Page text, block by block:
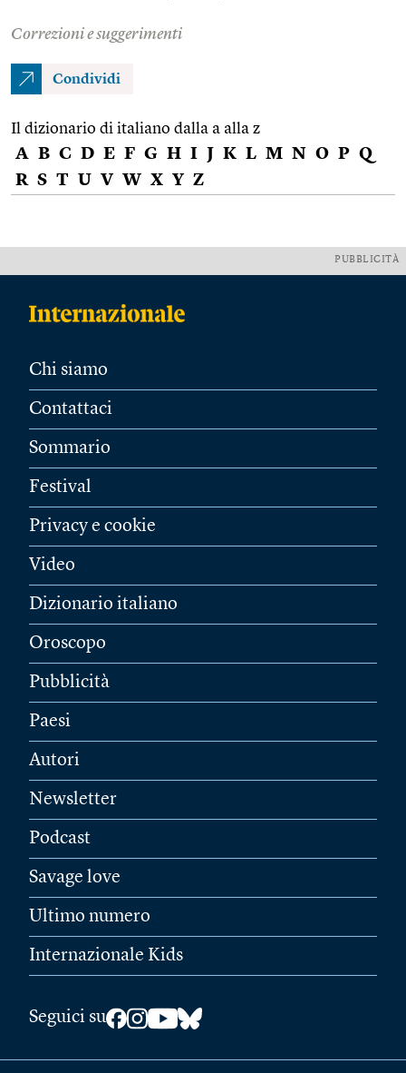
Correzioni e suggerimenti
Condividi
Il dizionario di italiano dalla a alla z
A B C D E F G H I J K L M N O P Q
R S T U V W X Y Z
PUBBLICITÀ
Chi siamo
Contattaci
Sommario
Festival
Privacy e cookie
Video
Dizionario italiano
Oroscopo
Pubblicità
Paesi
Autori
Newsletter
Podcast
Savage love
Ultimo numero
Internazionale Kids
Seguici su